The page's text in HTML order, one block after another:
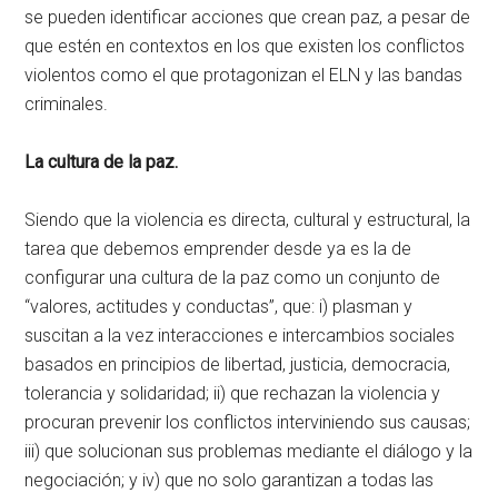
se pueden identificar acciones que crean paz, a pesar de
que estén en contextos en los que existen los conflictos
violentos como el que protagonizan el ELN y las bandas
criminales.
La cultura de la paz.
Siendo que la violencia es directa, cultural y estructural, la
tarea que debemos emprender desde ya es la de
configurar una cultura de la paz como un conjunto de
“valores, actitudes y conductas”, que: i) plasman y
suscitan a la vez interacciones e intercambios sociales
basados en principios de libertad, justicia, democracia,
tolerancia y solidaridad; ii) que rechazan la violencia y
procuran prevenir los conflictos interviniendo sus causas;
iii) que solucionan sus problemas mediante el diálogo y la
negociación; y iv) que no solo garantizan a todas las